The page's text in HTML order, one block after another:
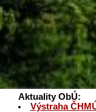
Aktuality ObÚ:
Výstraha